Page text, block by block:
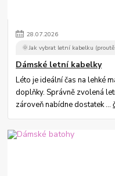
28.07.2026
🌞Jak vybrat letní kabelku
Dámské letní kabelky
Léto je ideální čas na lehké
doplňky. Správně zvolená
zároveň nabídne dostatek ...